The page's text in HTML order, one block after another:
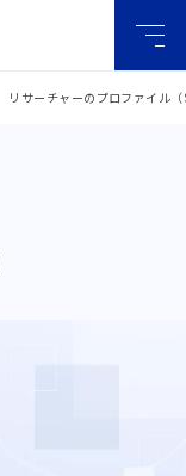
リサーチャーのプロファイル（